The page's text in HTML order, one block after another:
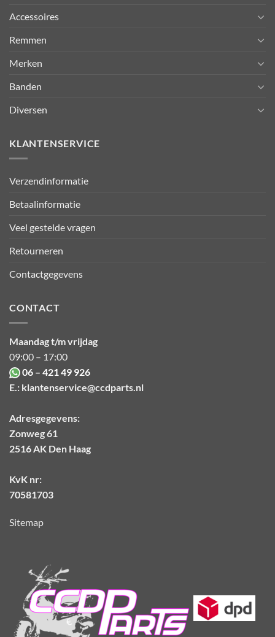
Accessoires
Remmen
Merken
Banden
Diversen
KLANTENSERVICE
Verzendinformatie
Betaalinformatie
Veel gestelde vragen
Retourneren
Contactgegevens
CONTACT
Maandag t/m vrijdag
09:00 – 17:00
06 – 421 49 926
E.: klantenservice@ccdparts.nl
Adresgegevens:
Zonweg 61
2516 AK Den Haag
KvK nr:
70581703
Sitemap